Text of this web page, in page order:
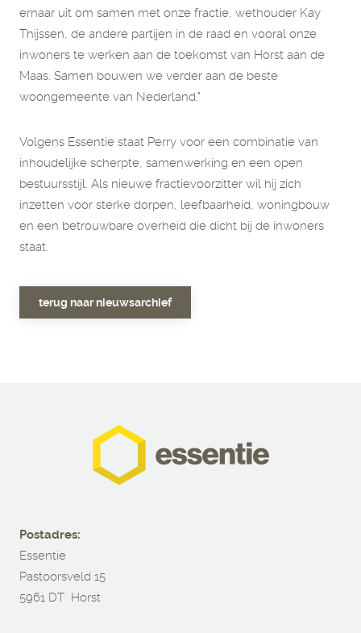
ernaar uit om samen met onze fractie, wethouder Kay
Thijssen, de andere partijen in de raad en vooral onze
inwoners te werken aan de toekomst van Horst aan de
Maas. Samen bouwen we verder aan de beste
woongemeente van Nederland."
Volgens Essentie staat Perry voor een combinatie van
inhoudelijke scherpte, samenwerking en een open
bestuursstijl. Als nieuwe fractievoorzitter wil hij zich
inzetten voor sterke dorpen, leefbaarheid, woningbouw
en een betrouwbare overheid die dicht bij de inwoners
staat.
terug naar nieuwsarchief
Postadres:
Essentie
Pastoorsveld 15
5961 DT Horst